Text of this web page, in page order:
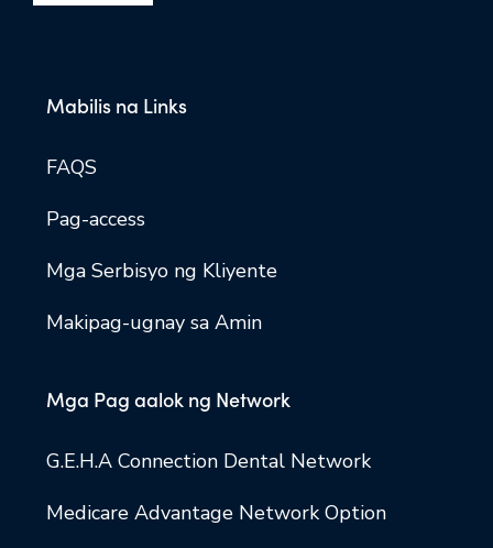
Mabilis na Links
FAQS
Pag-access
Mga Serbisyo ng Kliyente
Makipag-ugnay sa Amin
Mga Pag aalok ng Network
G.E.H.A Connection Dental Network
Medicare Advantage Network Option